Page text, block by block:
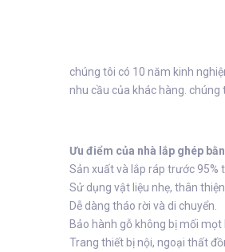
chúng tôi có 10 năm kinh
nhu cầu của khác hàng.
Ưu điểm của nhà lắp ghép
Sản xuất và lắp ráp trước 95%
Sử dụng vật liệu nhẹ, thân
Dễ dàng tháo rời và di chuyển.
Bảo hành gỗ không bị mối
Trang thiết bị nội, ngoại thất